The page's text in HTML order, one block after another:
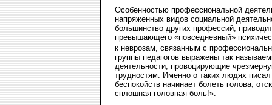
Особенностью профессиональной
напряженных видов социальной
большинство других профессий,
превышающего «повседневный»
к неврозам, связанным с
группы педагогов выражены так
деятельности, провоцирующие
трудностям. Именно о таких людях
беспокойств начинает болеть голова,
сплошная головная боль!».